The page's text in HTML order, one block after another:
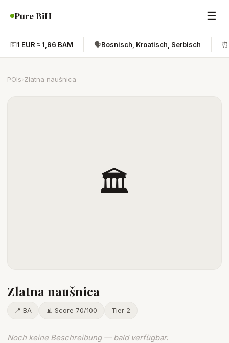
Pure BiH ☰
💶1 EUR ≈ 1,96 BAM 🗣️Bosnisch, Kroatisch, Serbisch ⏰
POIs Zlatna naušnica
🏛️
Zlatna naušnica
📍 BA 📊 Score 70/100 Tier 2
Noch keine Beschreibung — bald verfügbar.